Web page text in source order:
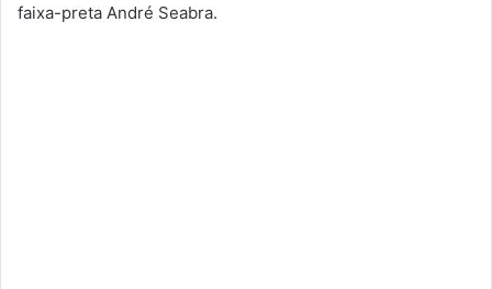
faixa-preta André Seabra.